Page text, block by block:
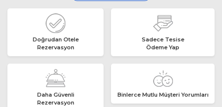
Doğrudan Otele
Rezervasyon
Sadece Tesise
Ödeme Yap
Daha Güvenli
Rezervasyon
Binlerce Mutlu Müşteri Yorumları